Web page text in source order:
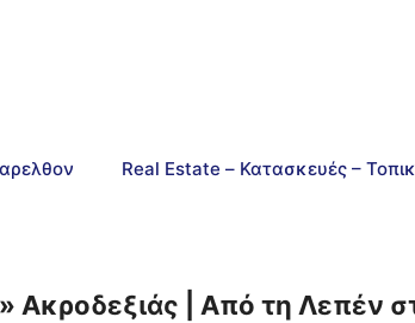
Real Estate – Κατασκευές –
Ακροδεξιάς | Από τη Λεπέν